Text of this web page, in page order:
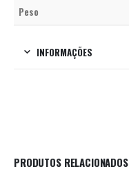
Peso
INFORMAÇÕES
PRODUTOS RELACIONADOS